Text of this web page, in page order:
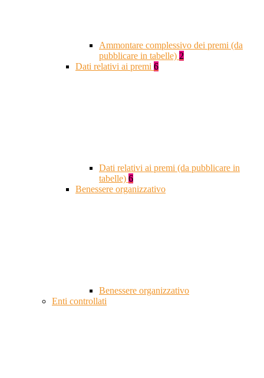
Ammontare complessivo dei premi (da
pubblicare in tabelle) 2
Dati relativi ai premi 6
Dati relativi ai premi (da pubblicare in
tabelle) 6
Benessere organizzativo
Benessere organizzativo
Enti controllati